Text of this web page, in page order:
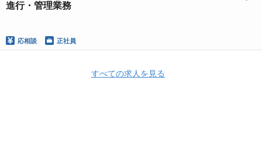
進行・管理業務
応相談 正社員
すべての求人を見る